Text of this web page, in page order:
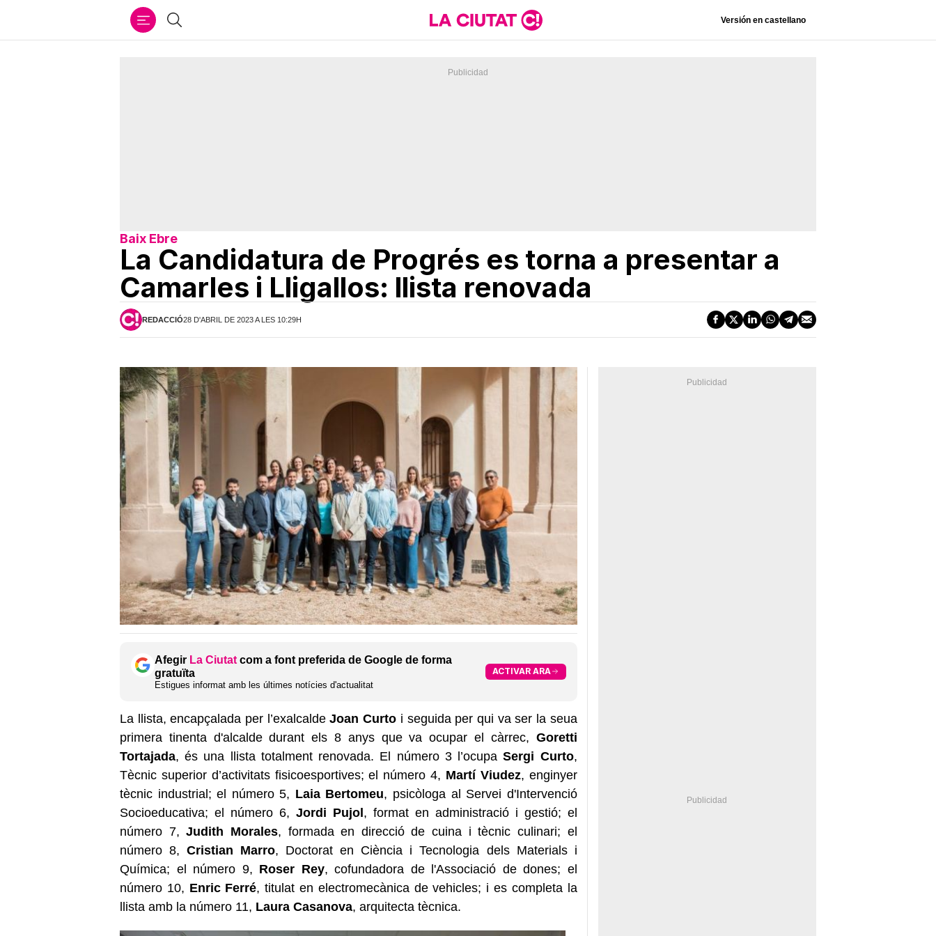
Cercar Versión en castellano
Baix Ebre
La Candidatura de Progrés es torna a presentar a
Camarles i Lligallos: llista renovada
REDACCIÓ28 D'ABRIL DE 2023 A LES 10:29H
Afegir La Ciutat com a font preferida de Google de forma
gratuïta
Estigues informat amb les últimes notícies d'actualitat
ACTIVAR ARA
La llista, encapçalada per l’exalcaldeJoan Curto i seguida per qui va ser la seua
primera tinenta d'alcalde durant els 8 anys que va ocupar el càrrec, Goretti
Tortajada, és una llista totalment renovada. El número 3 l’ocupaSergi Curto,
Tècnic superior d’activitats fisicoesportives; el número 4, Martí Viudez, enginyer
tècnic industrial; el número 5, Laia Bertomeu, psicòloga al Servei d'Intervenció
Socioeducativa; el número 6, Jordi Pujol, format en administració i gestió; el
número 7,Judith Morales, formada en direcció de cuina i tècnic culinari; el
número 8,Cristian Marro, Doctorat en Ciència i Tecnologia dels Materials i
Química; el número 9, Roser Rey, cofundadora de l'Associació de dones; el
número 10, Enric Ferré, titulat en electromecànica de vehicles; i es completa la
llista amb la número 11, Laura Casanova, arquitecta tècnica.